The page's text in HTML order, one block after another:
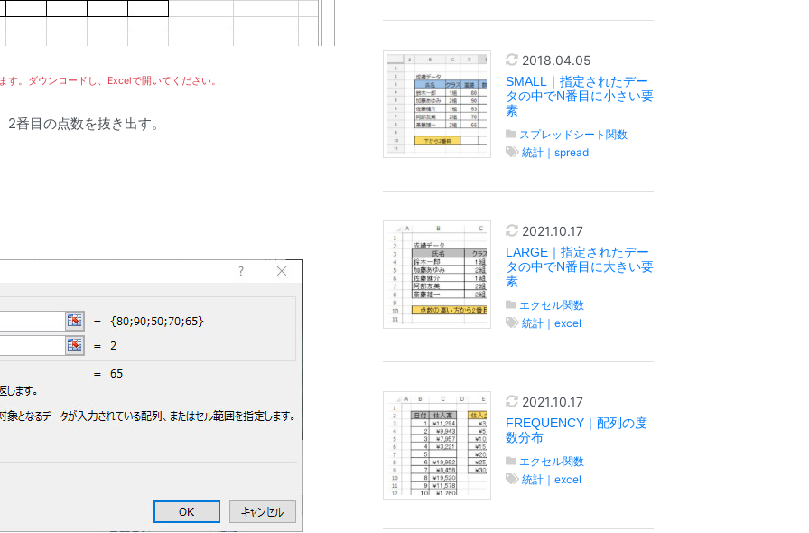
す。ダウンロードし、Excelで開いてください。
番目の点数を抜き出す。
2018.04.05
SMALL｜指定されたデー
タの中でN番目に小さい要
素
スプレッドシート関数
統計｜spread
2021.10.17
LARGE｜指定されたデー
タの中でN番目に大きい要
素
エクセル関数
統計｜excel
2021.10.17
FREQUENCY｜配列の度
数分布
エクセル関数
統計｜excel